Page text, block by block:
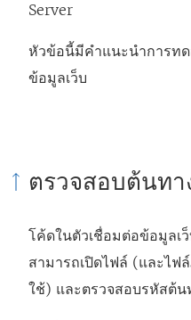
Server
หัวข้อนี้มีคำแนะนำการท
ข้อมูลเว็บ
ตรวจสอบต้นทา
โค้ดในตัวเชื่อมต่อข้อมูลเ
สามารถเปิดไฟล์ (และไฟ
ใช้) และตรวจสอบรหัสต้น